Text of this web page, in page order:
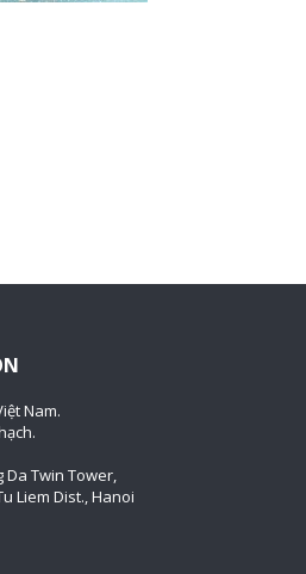
Nam.
Da Twin Tower,
Liem Dist., Hanoi